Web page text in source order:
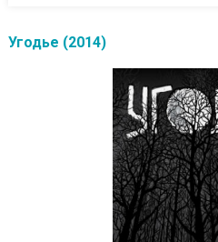
Угодье (2014)